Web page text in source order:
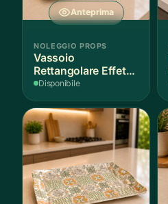
Anteprima
NOLEGGIO PROPS
Vassoio
Rettangolare Effetto
Legno
Disponibile